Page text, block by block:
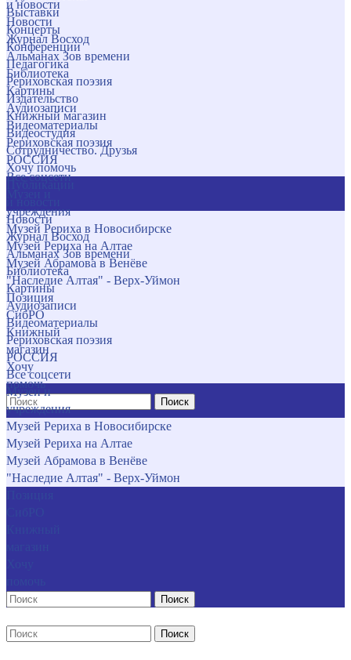
и новости
Новости
Журнал Восход
Альманах Зов времени
Библиотека
Картины
Аудиозаписи
Видеоматериалы
Рериховская поэзия
РОССИЯ
Все соцсети
учреждения
Музей Рериха в Новосибирске
Музей Рериха на Алтае
Музей Абрамова в Венёве
"Наследие Алтая" - Верх-Уймон
Позиция
СибРО
Книжный
магазин
Хочу
помочь
Поиск
Выставки
Концерты
Конференции
Педагогика
Рериховская поэзия
Издательство
Книжный магазин
Видеостудия
Сотрудничество. Друзья
Хочу помочь
Новости
Журнал Восход
Альманах Зов времени
Библиотека
Картины
Аудиозаписи
Видеоматериалы
Рериховская поэзия
РОССИЯ
Все соцсети
Музеи и
учреждения
Музей Рериха в Новосибирске
Музей Рериха на Алтае
Музей Абрамова в Венёве
"Наследие Алтая" - Верх-Уймон
Поиск
Поиск